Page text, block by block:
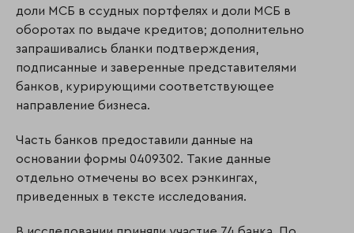
доли МСБ в ссудных портфелях и доли МСБ в
оборотах по выдаче кредитов; дополнительно
запрашивались бланки подтверждения,
подписанные и заверенные представителями
банков, курирующими соответствующее
направление бизнеса.
Часть банков предоставили данные на
основании формы 0409302. Такие данные
отдельно отмечены во всех рэнкингах,
приведенных в тексте исследования.